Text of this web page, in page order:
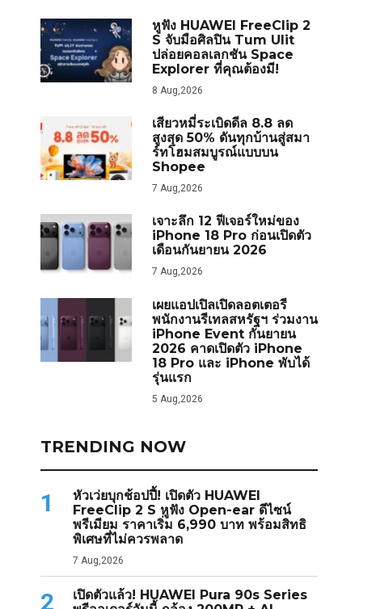
หูฟัง HUAWEI FreeClip 2
S จับมือศิลปิน Tum Ulit
ปล่อยคอลเลกชัน Space
Explorer ที่คุณต้องมี!
8 Aug,2026
เสียวหมี่ระเบิดดีล 8.8 ลด
สูงสุด 50% ดันทุกบ้านสู่สมา
ร์ทโฮมสมบูรณ์แบบบน
Shopee
7 Aug,2026
เจาะลึก 12 ฟีเจอร์ใหม่ของ
iPhone 18 Pro ก่อนเปิดตัว
เดือนกันยายน 2026
7 Aug,2026
เผยแอปเปิลเปิดลอตเตอรี
พนักงานรีเทลสหรัฐฯ ร่วมงาน
iPhone Event กันยายน
2026 คาดเปิดตัว iPhone
18 Pro และ iPhone พับได้
รุ่นแรก
5 Aug,2026
TRENDING NOW
1
หัวเว่ยบุกช้อปปี้! เปิดตัว HUAWEI
FreeClip 2 S หูฟัง Open-ear ดีไซน์
พรีเมียม ราคาเริ่ม 6,990 บาท พร้อมสิทธิ
พิเศษที่ไม่ควรพลาด
7 Aug,2026
2
เปิดตัวแล้ว! HUAWEI Pura 90s Series